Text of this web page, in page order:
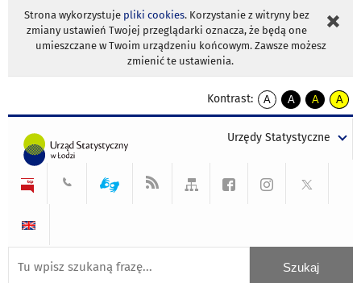
Strona wykorzystuje pliki cookies. Korzystanie z witryny bez
zmiany ustawień Twojej przeglądarki oznacza, że będą one
umieszczane w Twoim urządzeniu końcowym. Zawsze możesz
zmienić te ustawienia.
Kontrast:
A
kontrast
A
kontrast
tekst
czarnym
A
kontrast
tekst
czarnym
A
tekst
żółtym
Urzędy Statystyczne